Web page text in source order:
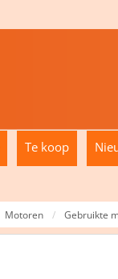
Te koop
Motoren Gebruikte